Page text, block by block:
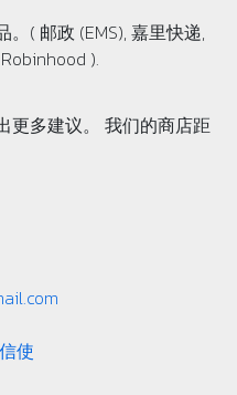
( 邮政 (EMS), 嘉里快递,
).
更多建议。 我们的商店距
使